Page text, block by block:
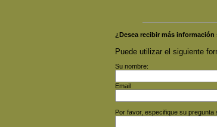
¿Desea recibir más información
Puede utilizar el siguiente
Su nombre:
Email
Por favor, especifique su pregunta